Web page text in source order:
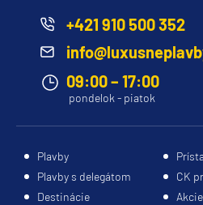
+421 910 500 352
09:00 – 17:00
pondelok - piatok
Plavby
Plavby s delegátom
CK
Destinácie
Akcie